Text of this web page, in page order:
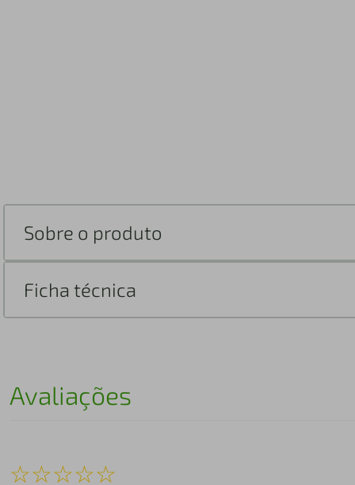
Sobre o produto
Ficha técnica
Avaliações
☆☆☆☆☆